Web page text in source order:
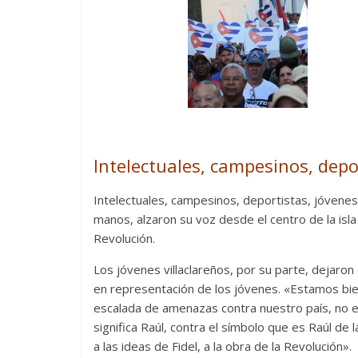
Intelectuales, campesinos,
Intelectuales, campesinos, deportistas,
manos, alzaron su voz desde el centro de la
Revolución.
Los jóvenes villaclareños, por su parte,
en representación de los jóvenes. «Estamos
escalada de amenazas contra nuestro país, no
significa Raúl, contra el símbolo que es Raúl
a las ideas de Fidel, a la obra de la Revolución».